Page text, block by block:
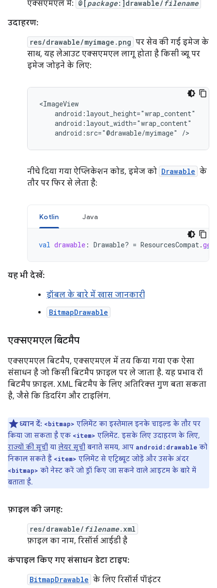
एक्सएमएल में: @[ package:]drawable/ filename
उदाहरण:
res/drawable/myimage.png पर सेव की गई इमेज के
साथ, यह लेआउट एक्सएमएल लागू होता है किसी व्यू पर
इमेज जोड़ने के लिए:
android:src="@drawable/myimage"
/>
नीचे दिया गया ऐप्लिकेशन कोड, इमेज को Drawable के
तौर पर फिर से लेता है:
Kotlin Java
val drawable : Drawable? = ResourcesCompat.
यह भी देखें:
ड्रॉबल के बारे में खास जानकारी
BitmapDrawable
एक्सएमएल बिटमैप
एक्सएमएल बिटमैप, एक्सएमएल में तय किया गया एक ऐसा
संसाधन है जो किसी बिटमैप फ़ाइल पर ले जाता है. यह प्रभाव रॉ
बिटमैप फ़ाइल. XML बिटमैप के लिए अतिरिक्त गुण बता सकता
है, जैसे कि डिदरिंग और टाइलिंग.
ध्यान दें: <bitmap> एलिमेंट का इस्तेमाल इनके चाइल्ड के तौर पर
किया जा सकता है एक <item> एलिमेंट. इसके लिए उदाहरण के लिए,
राज्यों की सूची या लेयर सूची बनाते समय, आप android:drawable को
निकाल सकते हैं <item> एलिमेंट से एट्रिब्यूट जोड़ें और उसके अंदर
<bitmap> को नेस्ट करें जो ड्रॉ किए जा सकने वाले आइटम के बारे में
बताता है.
फ़ाइल की जगह:
res/drawable/ filename.xml
फ़ाइल का नाम, रिसॉर्स आईडी है
कंपाइल किए गए संसाधन डेटा टाइप:
BitmapDrawable के लिए रिसॉर्स पॉइंटर